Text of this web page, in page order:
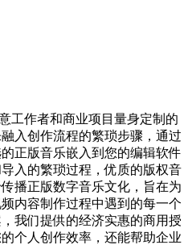
工作者和商业项目量身定制的
入创作流程的繁琐步骤，通过
正版音乐嵌入到您的编辑软件
入的繁琐过程，优质的版权音
播正版数字音乐文化，旨在为
内容制作过程中遇到的每一个
我们提供的经济实惠的商用授
个人创作效率，还能帮助企业